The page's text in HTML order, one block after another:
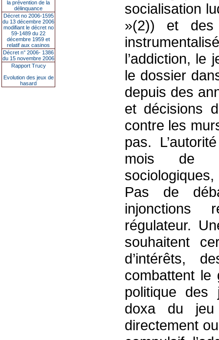
la prévention de la
délinquance
Décret no 2006-1595
du 13 décembre 2006
modifiant le décret no
59-1489 du 22
décembre 1959 et
relatif aux casinos
Décret n° 2006- 1386
du 15 novembre 2006
Rapport Trucy
Evolution des jeux de
hasard
socialisation
»(2)) et des
l’addiction,
le dossier
depuis des
et décisions
contre les
pas.
mois de
Pas de
injonctions
régulateur.
souhaitent
d’intérêts,
combattent le
politique des
doxa du jeu
directement